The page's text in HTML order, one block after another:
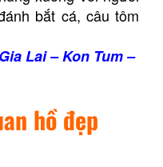
bắt cá, câu tôm
Lai – Kon Tum –
hồ đẹp